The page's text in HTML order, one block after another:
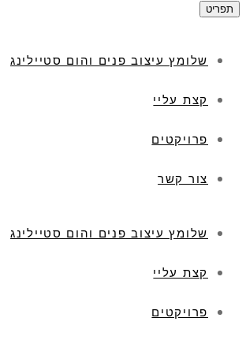
תפריט
שלומץ עיצוב פנים והום סטיילינג
קצת עליי
פרויקטים
צור קשר
שלומץ עיצוב פנים והום סטיילינג
קצת עליי
פרויקטים